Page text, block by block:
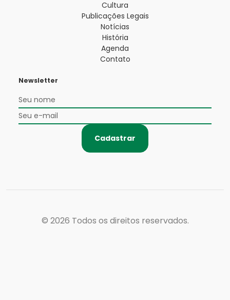
Cultura
Publicações Legais
Notícias
História
Agenda
Contato
Newsletter
Cadastrar
© 2026 Todos os direitos reservados.